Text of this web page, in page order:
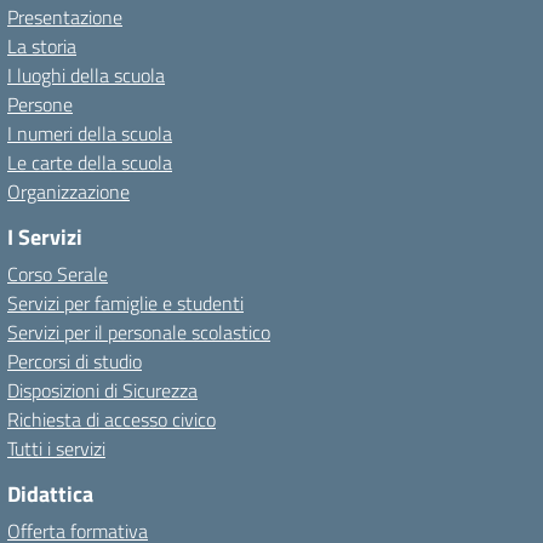
Presentazione
La storia
I luoghi della scuola
Persone
I numeri della scuola
Le carte della scuola
Organizzazione
I Servizi
Corso Serale
Servizi per famiglie e studenti
Servizi per il personale scolastico
Percorsi di studio
Disposizioni di Sicurezza
Richiesta di accesso civico
Tutti i servizi
Didattica
Offerta formativa